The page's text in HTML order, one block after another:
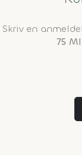
Skriv en
75